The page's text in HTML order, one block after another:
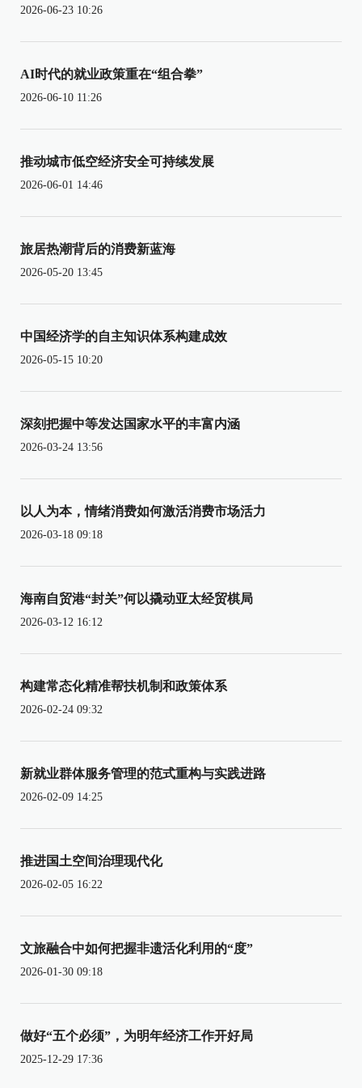
2026-06-23 10:26
AI时代的就业政策重在“组合拳”
2026-06-10 11:26
推动城市低空经济安全可持续发展
2026-06-01 14:46
旅居热潮背后的消费新蓝海
2026-05-20 13:45
中国经济学的自主知识体系构建成效
2026-05-15 10:20
深刻把握中等发达国家水平的丰富内涵
2026-03-24 13:56
以人为本，情绪消费如何激活消费市场活力
2026-03-18 09:18
海南自贸港“封关”何以撬动亚太经贸棋局
2026-03-12 16:12
构建常态化精准帮扶机制和政策体系
2026-02-24 09:32
新就业群体服务管理的范式重构与实践进路
2026-02-09 14:25
推进国土空间治理现代化
2026-02-05 16:22
文旅融合中如何把握非遗活化利用的“度”
2026-01-30 09:18
做好“五个必须”，为明年经济工作开好局
2025-12-29 17:36